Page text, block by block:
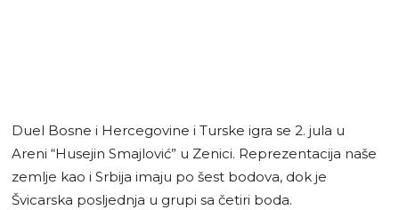
Duel Bosne i Hercegovine i Turske igra se 2. jula u
Areni “Husejin Smajlović” u Zenici. Reprezentacija naše
zemlje kao i Srbija imaju po šest bodova, dok je
Švicarska posljednja u grupi sa četiri boda.